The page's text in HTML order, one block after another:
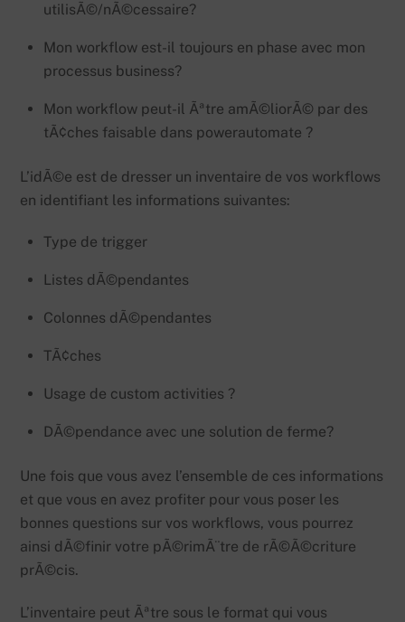
utilisÃ©/nÃ©cessaire?
Mon workflow est-il toujours en phase avec mon
processus business?
Mon workflow peut-il Ãªtre amÃ©liorÃ© par des
tÃ¢ches faisable dans powerautomate ?
L’idÃ©e est de dresser un inventaire de vos workflows
en identifiant les informations suivantes:
Type de trigger
Listes dÃ©pendantes
Colonnes dÃ©pendantes
TÃ¢ches
Usage de custom activities ?
DÃ©pendance avec une solution de ferme?
Une fois que vous avez l’ensemble de ces informations
et que vous en avez profiter pour vous poser les
bonnes questions sur vos workflows, vous pourrez
ainsi dÃ©finir votre pÃ©rimÃ¨tre de rÃ©Ã©criture
prÃ©cis.
L’inventaire peut Ãªtre sous le format qui vous